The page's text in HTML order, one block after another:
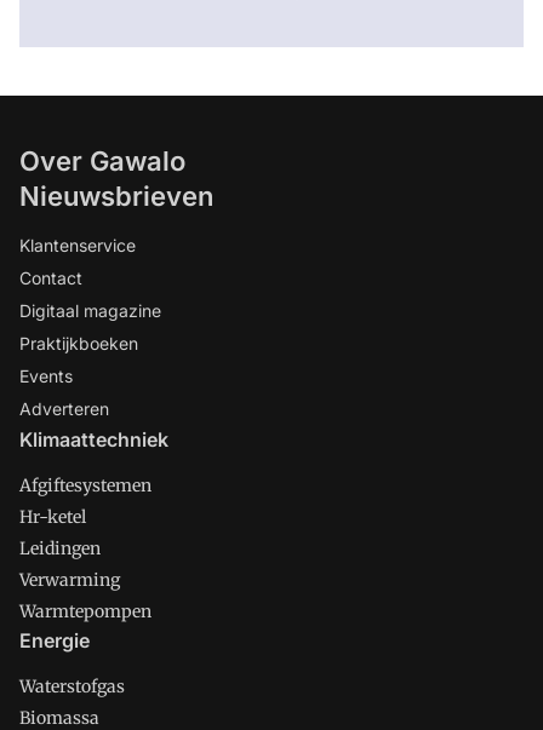
Over Gawalo
Nieuwsbrieven
Klantenservice
Contact
Digitaal magazine
Praktijkboeken
Events
Adverteren
Klimaattechniek
Afgiftesystemen
Hr-ketel
Leidingen
Verwarming
Warmtepompen
Energie
Waterstofgas
Biomassa